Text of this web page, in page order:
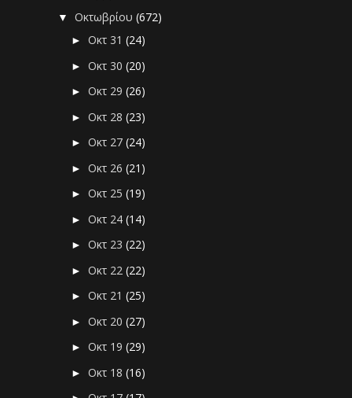
▼Οκτωβρίου(672)
►Οκτ 31(24)
►Οκτ 30(20)
►Οκτ 29(26)
►Οκτ 28(23)
►Οκτ 27(24)
►Οκτ 26(21)
►Οκτ 25(19)
►Οκτ 24(14)
►Οκτ 23(22)
►Οκτ 22(22)
►Οκτ 21(25)
►Οκτ 20(27)
►Οκτ 19(29)
►Οκτ 18(16)